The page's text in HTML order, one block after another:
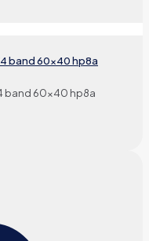
band 60×40 hp8a
band 60×40 hp8a